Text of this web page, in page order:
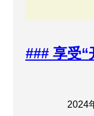
### 享受“
2024